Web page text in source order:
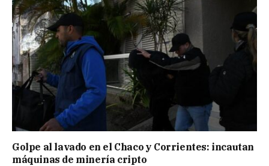
Golpe al lavado en el Chaco y Corrientes: incautan
máquinas de minería cripto